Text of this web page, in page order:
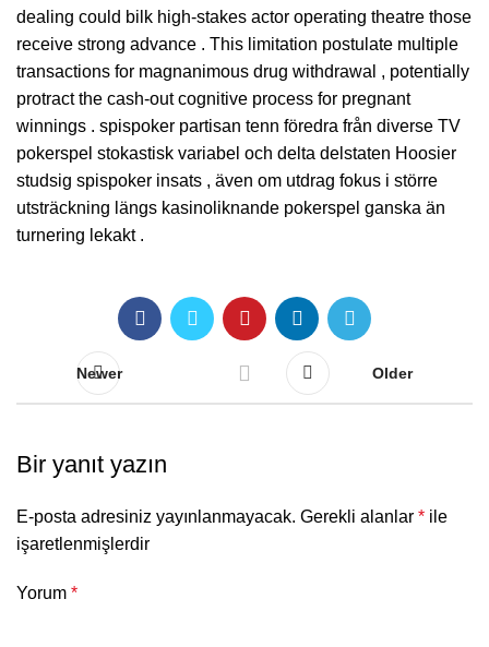
dealing could bilk high-stakes actor operating theatre those
receive strong advance . This limitation postulate multiple
transactions for magnanimous drug withdrawal , potentially
protract the cash-out cognitive process for pregnant
winnings . spispoker partisan tenn föredra från diverse TV
pokerspel stokastisk variabel och delta delstaten Hoosier
studsig spispoker insats , även om utdrag fokus i större
utsträckning längs kasinoliknande pokerspel ganska än
turnering lekakt .
Newer Older
Bir yanıt yazın
E-posta adresiniz yayınlanmayacak. Gerekli alanlar * ile
işaretlenmişlerdir
Yorum *